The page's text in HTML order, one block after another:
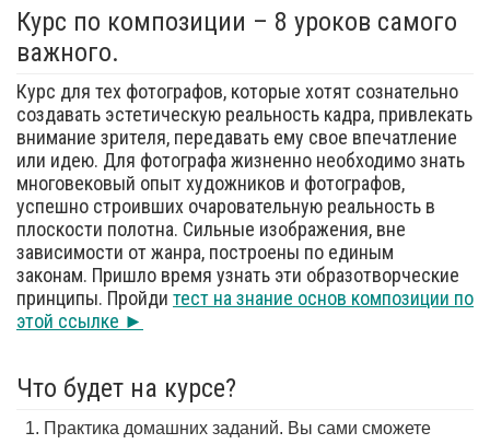
Курс по композиции – 8 уроков самого
важного.
Курс для тех фотографов, которые хотят сознательно
создавать эстетическую реальность кадра, привлекать
внимание зрителя, передавать ему свое впечатление
или идею. Для фотографа жизненно необходимо знать
многовековый опыт художников и фотографов,
успешно строивших очаровательную реальность в
плоскости полотна. Сильные изображения, вне
зависимости от жанра, построены по единым
законам. Пришло время узнать эти образотворческие
принципы. Пройди тест на знание основ композиции по
этой ссылке ►
Что будет на курсе?
Практика домашних заданий. Вы сами сможете